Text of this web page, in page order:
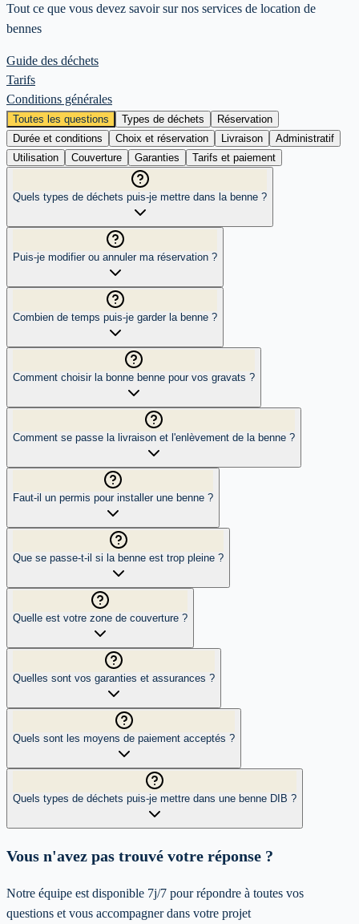
Tout ce que vous devez savoir sur nos services de location de
bennes
Guide des déchets
Tarifs
Conditions générales
Toutes les questions Types de déchets
Réservation
Durée et conditions
Choix et réservation Livraison
Administratif
Utilisation
Couverture Garanties Tarifs et paiement
Quels types de déchets puis-je mettre dans la benne ?
Puis-je modifier ou annuler ma réservation ?
Combien de temps puis-je garder la benne ?
Comment choisir la bonne benne pour vos gravats ?
Comment se passe la livraison et l'enlèvement de la benne ?
Faut-il un permis pour installer une benne ?
Que se passe-t-il si la benne est trop pleine ?
Quelle est votre zone de couverture ?
Quelles sont vos garanties et assurances ?
Quels sont les moyens de paiement acceptés ?
Quels types de déchets puis-je mettre dans une benne DIB ?
Vous n'avez pas trouvé votre réponse ?
Notre équipe est disponible 7j/7 pour répondre à toutes vos
questions et vous accompagner dans votre projet